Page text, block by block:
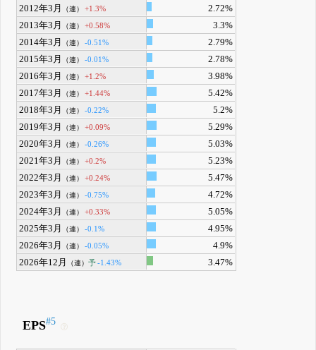
2012年3月
（連） +1.3%
2.72%
2013年3月
（連） +0.58%
3.3%
2014年3月
（連） -0.51%
2.79%
2015年3月
（連） -0.01%
2.78%
2016年3月
（連） +1.2%
3.98%
2017年3月
（連） +1.44%
5.42%
2018年3月
（連） -0.22%
5.2%
2019年3月
（連） +0.09%
5.29%
2020年3月
（連） -0.26%
5.03%
2021年3月
（連） +0.2%
5.23%
2022年3月
（連） +0.24%
5.47%
2023年3月
（連） -0.75%
4.72%
2024年3月
（連） +0.33%
5.05%
2025年3月
（連） -0.1%
4.95%
2026年3月
（連） -0.05%
4.9%
2026年12月
（連）予-1.43% 3.47%
EPS#5